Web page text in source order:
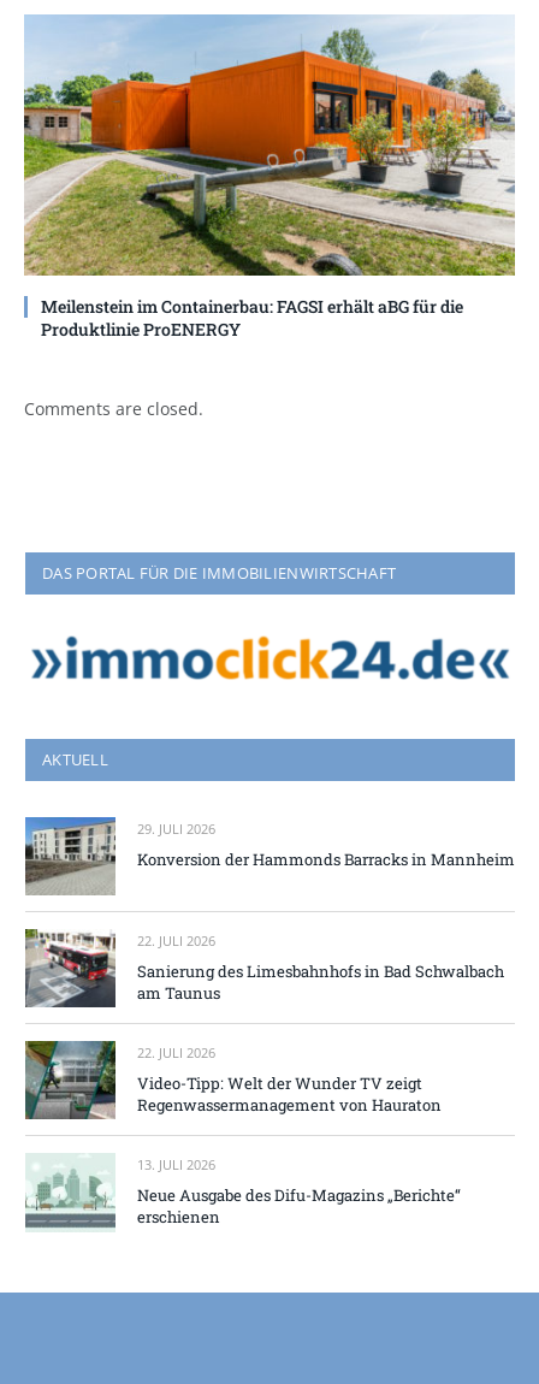
Meilenstein im Containerbau: FAGSI erhält aBG für die
Produktlinie ProENERGY
Comments are closed.
DAS PORTAL FÜR DIE IMMOBILIENWIRTSCHAFT
AKTUELL
29. JULI 2026
Konversion der Hammonds Barracks in Mannheim
22. JULI 2026
Sanierung des Limesbahnhofs in Bad Schwalbach
am Taunus
22. JULI 2026
Video-Tipp: Welt der Wunder TV zeigt
Regenwassermanagement von Hauraton
13. JULI 2026
Neue Ausgabe des Difu-Magazins „Berichte“
erschienen